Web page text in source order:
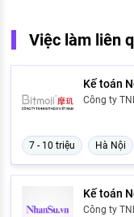
Việc làm liên
Kế toán
Công ty
7 - 10 triệu Hà Nội
Kế toán
Công ty